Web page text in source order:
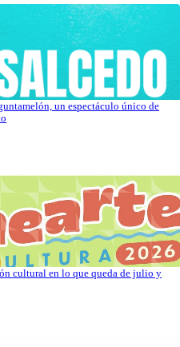
un espectáculo único de
cultural en lo que queda de julio y